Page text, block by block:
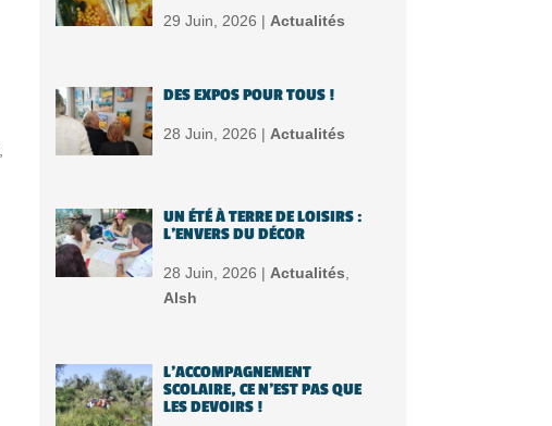
29 Juin, 2026 | Actualités
DES EXPOS POUR TOUS !
28 Juin, 2026 | Actualités
UN ÉTÉ À TERRE DE LOISIRS :
L’ENVERS DU DÉCOR
28 Juin, 2026 | Actualités
Alsh
L’ACCOMPAGNEMENT
SCOLAIRE, CE N’EST PAS QUE
LES DEVOIRS !